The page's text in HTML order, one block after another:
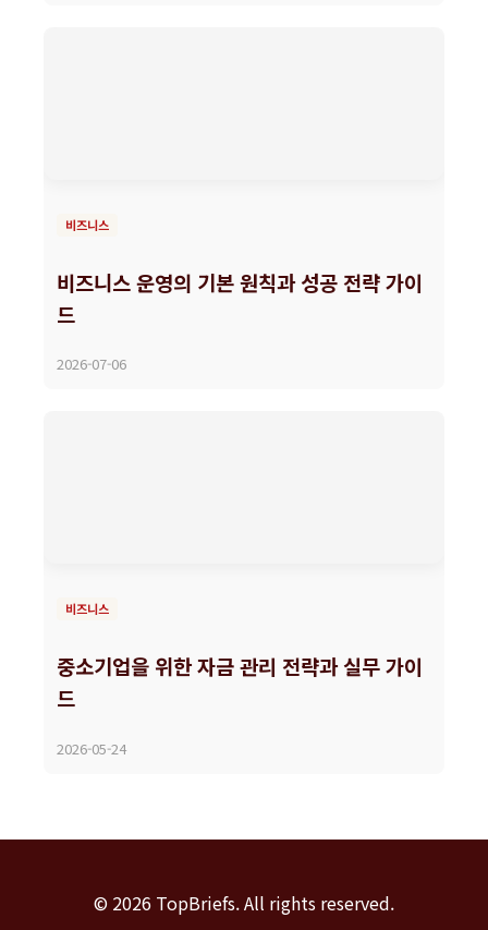
비즈니스
비즈니스 운영의 기본 원칙과 성공 전략 가이
드
2026-07-06
비즈니스
중소기업을 위한 자금 관리 전략과 실무 가이
드
2026-05-24
© 2026 TopBriefs. All rights reserved.